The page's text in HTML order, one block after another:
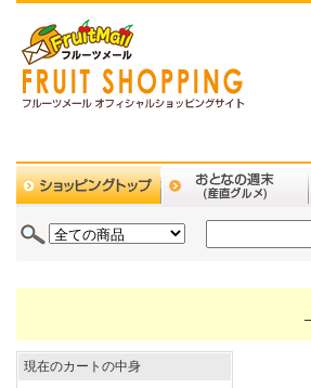
現在のカートの中身